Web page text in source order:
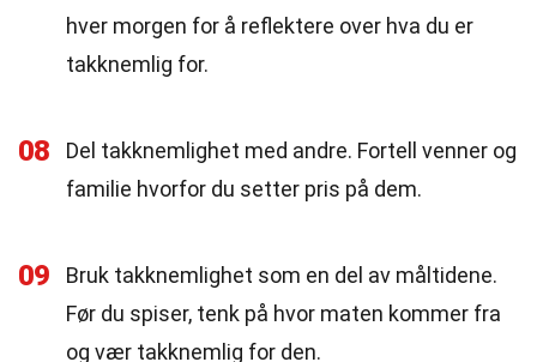
hver morgen for å reflektere over hva du er
takknemlig for.
08
Del takknemlighet med andre. Fortell venner og
familie hvorfor du setter pris på dem.
09
Bruk takknemlighet som en del av måltidene.
Før du spiser, tenk på hvor maten kommer fra
og vær takknemlig for den.